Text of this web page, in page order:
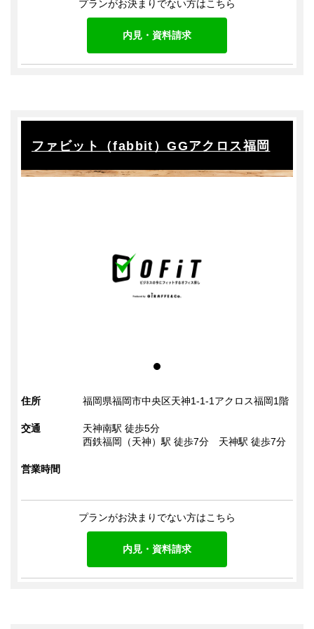
プランがお決まりでない方はこちら
内見・資料請求
ファビット（fabbit）GGアクロス福岡
住所 福岡県福岡市中央区天神1-1-1アクロス福岡1階
交通
天神南駅 徒歩5分
西鉄福岡（天神）駅 徒歩7分
天神駅 徒歩7分
営業時間
プランがお決まりでない方はこちら
内見・資料請求